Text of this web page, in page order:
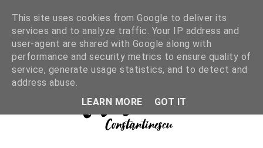
This site uses cookies from Google to deliver its
services and to analyze traffic. Your IP address and
user-agent are shared with Google along with
performance and security metrics to ensure quality of
service, generate usage statistics, and to detect and
address abuse.
LEARN MORE
GOT IT